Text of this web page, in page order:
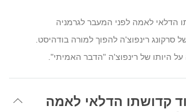
facebook
הדלאי לאמה לפני המעבר לגרמניה
סרקונג רינפוצ'ה להפוך למורה בודהיסט.
היותו של רינפוצ'ה "הדבר האמיתי".
קדושתו הדלאי לאמה